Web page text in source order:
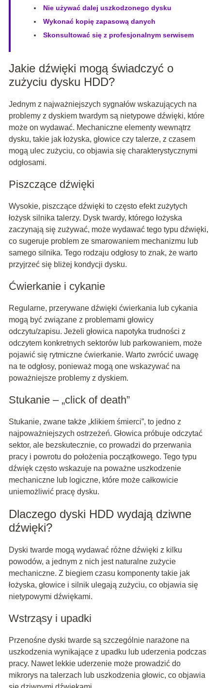
Nie używać dalej uszkodzonego dysku
Wykonać kopię zapasową danych
Skonsultować się z profesjonalnym serwisem
Jakie dźwięki mogą świadczyć o
zużyciu dysku HDD?
Jednym z najważniejszych sygnałów wskazujących na
problemy z dyskiem twardym są nietypowe dźwięki, które
może on wydawać. Mechaniczne elementy wewnątrz
dysku, takie jak łożyska, głowice czy talerze, z czasem
mogą ulec zużyciu, co objawia się charakterystycznymi
odgłosami.
Piszczące dźwięki
Wysokie, piszczące dźwięki to często efekt zużytych
łożysk silnika talerzy. Dysk twardy, którego łożyska
zaczynają się zużywać, może wydawać tego typu dźwięki,
co sugeruje problem ze smarowaniem mechanizmu lub
samego silnika. Tego rodzaju odgłosy to znak, że warto
przyjrzeć się bliżej kondycji dysku.
Ćwierkanie i cykanie
Regularne, przerywane dźwięki ćwierkania lub cykania
mogą być związane z problemami głowicy
odczytu/zapisu. Jeżeli głowica napotyka trudności z
odczytem konkretnych sektorów lub parkowaniem, może
pojawić się rytmiczne ćwierkanie. Warto zwrócić uwagę
na te odgłosy, ponieważ mogą one wskazywać na
poważniejsze problemy z dyskiem.
Stukanie – „click of death”
Stukanie, zwane także „klikiem śmierci”, to jedno z
najpoważniejszych ostrzeżeń. Głowica próbuje odczytać
sektor, ale bezskutecznie, co prowadzi do przerwania
pracy i powrotu do położenia początkowego. Tego typu
dźwięk często wskazuje na poważne uszkodzenie
mechaniczne lub logiczne, które może całkowicie
uniemożliwić pracę dysku.
Dlaczego dyski HDD wydają dziwne
dźwięki?
Dyski twarde mogą wydawać różne dźwięki z kilku
powodów, a jednym z nich jest naturalne zużycie
mechaniczne. Z biegiem czasu komponenty takie jak
łożyska, głowice i silnik ulegają zużyciu, co objawia się
nietypowymi dźwiękami.
Wstrząsy i upadki
Przenośne dyski twarde są szczególnie narażone na
uszkodzenia wynikające z upadku lub uderzenia podczas
pracy. Nawet lekkie uderzenie może prowadzić do
mikrorys na talerzach lub uszkodzenia głowic, co objawia